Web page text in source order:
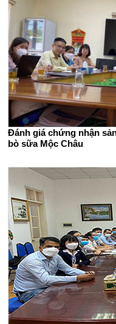
Đánh giá chứng nhận
bò sữa Mộc Châu